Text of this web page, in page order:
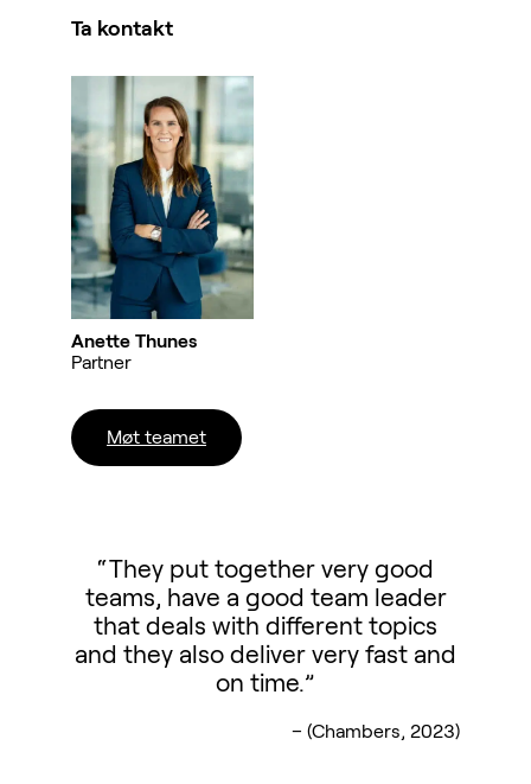
Ta kontakt
Anette Thunes
Partner
Møt teamet
“They put together very good
teams, have a good team leader
that deals with different topics
and they also deliver very fast and
on time.”
– (Chambers, 2023)